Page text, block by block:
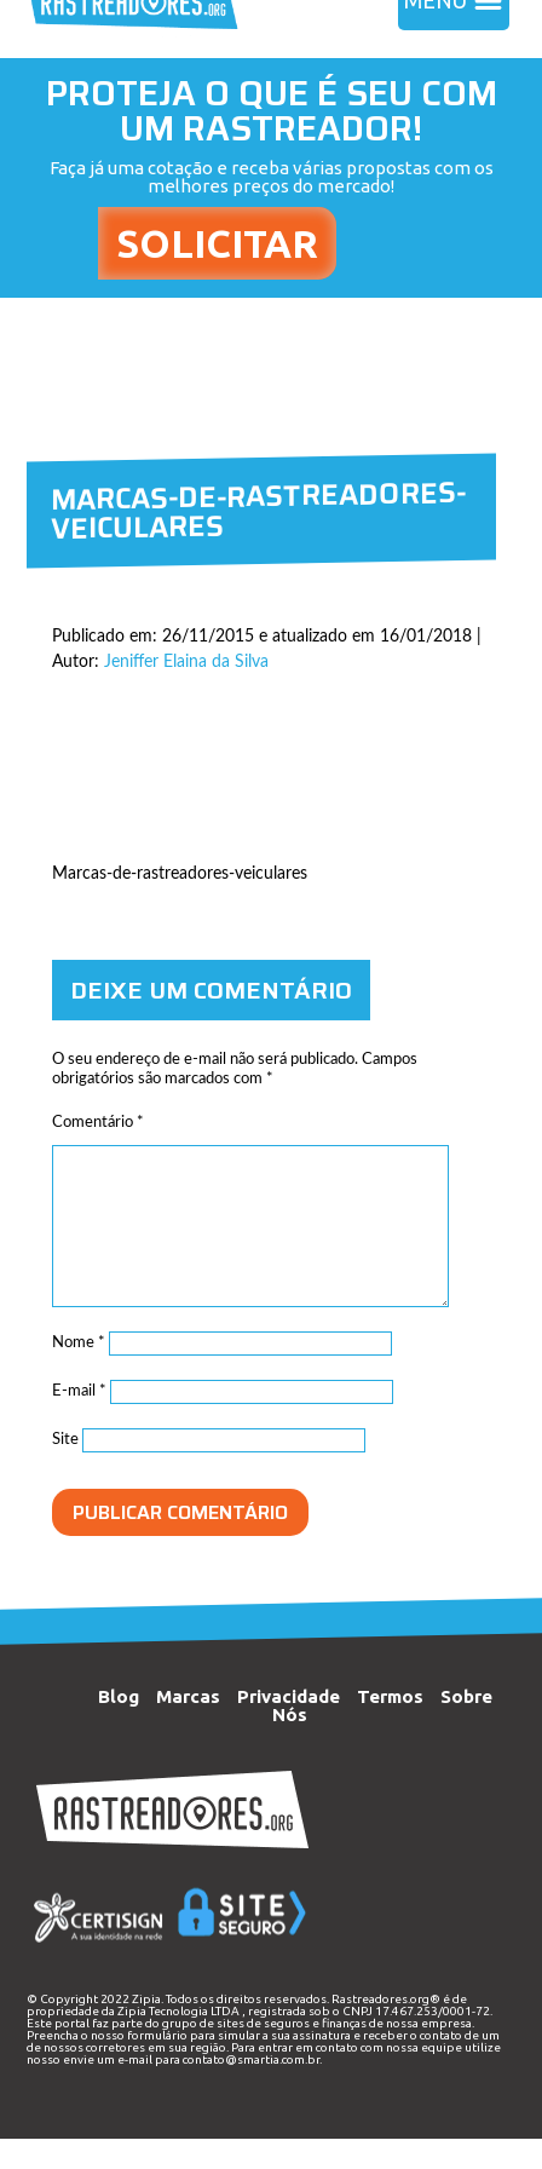
PROTEJA O QUE É SEU COM
UM RASTREADOR!
Faça já uma cotação e receba várias propostas com os
melhores preços do mercado!
MARCAS-DE-RASTREADORES-
VEICULARES
Publicado em: 26/11/2015 e atualizado em 16/01/2018 |
Autor: Jeniffer Elaina da Silva
Marcas-de-rastreadores-veiculares
DEIXE UM COMENTÁRIO
O seu endereço de e-mail não será publicado. Campos
obrigatórios são marcados com *
Comentário *
Nome *
E-mail *
Site
Blog Marcas Privacidade Termos
Sobre
Nós
© Copyright 2022 Zipia. Todos os direitos reservados. Rastreadores.org® é de
propriedade daZipia Tecnologia LTDA
, registrada sob o CNPJ 17.467.253/0001-72.
Este portal faz parte do grupo de sites de seguros e finanças de nossa empresa.
Preencha o nosso formulário para simular a sua assinatura e receber o contato de um
de nossos corretores em sua região. Para entrar em contato com nossa equipe utilize
nosso envie um e-mail paracontato@smartia.com.br.